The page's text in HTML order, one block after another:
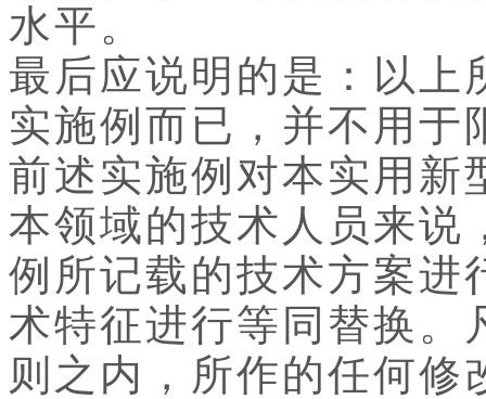
水平。
最后应说明的是：以上
实施例而已，并不用于
前述实施例对本实用新
本领域的技术人员来说
例所记载的技术方案进
术特征进行等同替换。
则之内，所作的任何